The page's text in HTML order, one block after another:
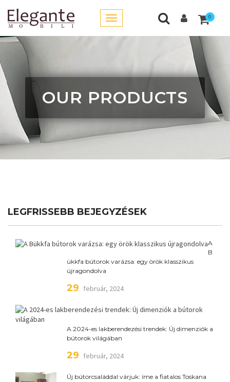
0
OUR PRODUCTS
LEGFRISSEBB BEJEGYZÉSEK
A
B
ükkfa bútorok varázsa: egy örök klasszikus
újragondolva
29 február, 2024
A 2024-es lakberendezési trendek: Új dimenziók a
bútorok világában
29 február, 2024
Új bútorcsaláddal várjuk: íme a fiatalos Toskana